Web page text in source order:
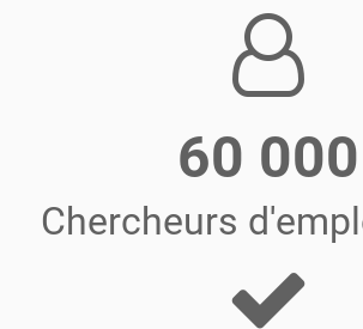
60 000
Chercheurs